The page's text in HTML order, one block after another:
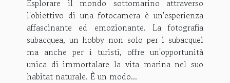
Esplorare il mondo sottomarino attraverso
l'obiettivo di una fotocamera è un'esperienza
affascinante ed emozionante. La fotografia
subacquea, un hobby non solo per i subacquei
ma anche per i turisti, offre un'opportunità
unica di immortalare la vita marina nel suo
habitat naturale. È un modo...